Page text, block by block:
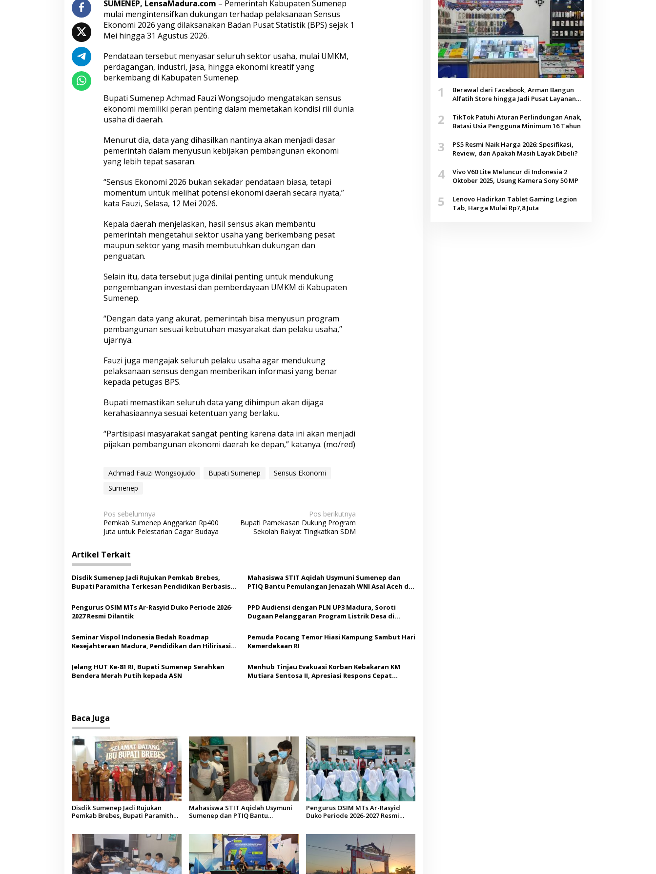
n
t
u
k
P
m
e
t
a
n
P
o
e
n
s
i
s
a
h
a
SUMENEP, LensaMadura.com – Pemerintah Kabupaten Sumenep
mulai mengintensifkan dukungan terhadap pelaksanaan Sensus
Ekonomi 2026 yang dilaksanakan Badan Pusat Statistik (BPS) sejak 1
Mei hingga 31 Agustus 2026.
Pendataan tersebut menyasar seluruh sektor usaha, mulai UMKM,
perdagangan, industri, jasa, hingga ekonomi kreatif yang
berkembang di Kabupaten Sumenep.
Bupati Sumenep Achmad Fauzi Wongsojudo mengatakan sensus
ekonomi memiliki peran penting dalam memetakan kondisi riil dunia
usaha di daerah.
Menurut dia, data yang dihasilkan nantinya akan menjadi dasar
pemerintah dalam menyusun kebijakan pembangunan ekonomi
yang lebih tepat sasaran.
“Sensus Ekonomi 2026 bukan sekadar pendataan biasa, tetapi
momentum untuk melihat potensi ekonomi daerah secara nyata,”
kata Fauzi, Selasa, 12 Mei 2026.
Kepala daerah menjelaskan, hasil sensus akan membantu
pemerintah mengetahui sektor usaha yang berkembang pesat
maupun sektor yang masih membutuhkan dukungan dan
penguatan.
Selain itu, data tersebut juga dinilai penting untuk mendukung
pengembangan investasi dan pemberdayaan UMKM di Kabupaten
Sumenep.
“Dengan data yang akurat, pemerintah bisa menyusun program
pembangunan sesuai kebutuhan masyarakat dan pelaku usaha,”
ujarnya.
Fauzi juga mengajak seluruh pelaku usaha agar mendukung
pelaksanaan sensus dengan memberikan informasi yang benar
kepada petugas BPS.
Bupati memastikan seluruh data yang dihimpun akan dijaga
kerahasiaannya sesuai ketentuan yang berlaku.
“Partisipasi masyarakat sangat penting karena data ini akan menjadi
pijakan pembangunan ekonomi daerah ke depan,” katanya. (mo/red)
Achmad Fauzi Wongsojudo Bupati Sumenep
Sensus Ekonomi
Sumenep
N
a
i
g
a
i
o
s
Pos sebelumnya
Pemkab Sumenep Anggarkan Rp400
Juta untuk Pelestarian Cagar Budaya
Pos berikutnya
Bupati Pamekasan Dukung Program
Sekolah Rakyat Tingkatkan SDM
Artikel Terkait
Disdik Sumenep Jadi Rujukan Pemkab Brebes,
Bupati Paramitha Terkesan Pendidikan Berbasis
Mahasiswa STIT Aqidah Usymuni Sumenep dan
PTIQ Bantu Pemulangan Jenazah WNI Asal Aceh di
Pengurus OSIM MTs Ar-Rasyid Duko Periode 2026-
2027 Resmi Dilantik
PPD Audiensi dengan PLN UP3 Madura, Soroti
Dugaan Pelanggaran Program Listrik Desa di
Seminar Vispol Indonesia Bedah Roadmap
Kesejahteraan Madura, Pendidikan dan Hilirisasi
Pemuda Pocang Temor Hiasi Kampung Sambut Hari
Kemerdekaan RI
Jelang HUT Ke-81 RI, Bupati Sumenep Serahkan
Bendera Merah Putih kepada ASN
Menhub Tinjau Evakuasi Korban Kebakaran KM
Mutiara Sentosa II, Apresiasi Respons Cepat
Baca Juga
Disdik Sumenep Jadi Rujukan
Pemkab Brebes, Bupati Paramitha
Mahasiswa STIT Aqidah Usymuni
Sumenep dan PTIQ Bantu
Pengurus OSIM MTs Ar-Rasyid
Duko Periode 2026-2027 Resmi
1
Berawal dari Facebook, Arman Bangun
Alfatih Store hingga Jadi Pusat Layanan
2
TikTok Patuhi Aturan Perlindungan Anak,
Batasi Usia Pengguna Minimum 16 Tahun
3
PS5 Resmi Naik Harga 2026: Spesifikasi,
Review, dan Apakah Masih Layak Dibeli?
4
Vivo V60 Lite Meluncur di Indonesia 2
Oktober 2025, Usung Kamera Sony 50 MP
5
Lenovo Hadirkan Tablet Gaming Legion
Tab, Harga Mulai Rp7,8 Juta